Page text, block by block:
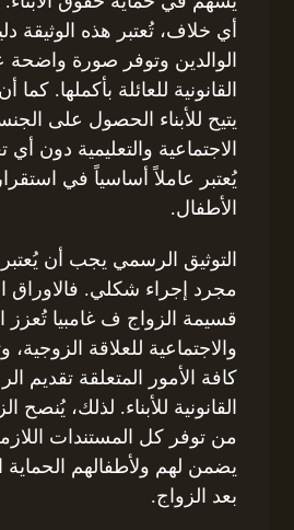
أي خلاف، تُعتبر هذه الوثيقة
الوالدين وتوفر صورة
القانونية للعائلة بأكملها. كما
يتيح للأبناء الحصول على
الاجتماعية والتعليمية دون أي
يُعتبر عاملاً أساسياً في
الأطفال.
التوثيق الرسمي يجب أن
مجرد إجراء شكلي. فالاوراق
قسيمة الزواج ف غامبيا تُعزز
والاجتماعية للعلاقة
كافة الأمور المتعلقة تقديم
القانونية للأبناء. لذلك، يُنصح
من توفر كل المستندات
يضمن لهم ولأطفالهم الحماية
بعد الزواج.